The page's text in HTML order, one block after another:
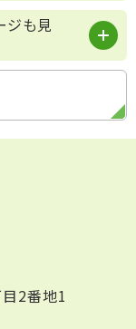
ジも見
2番地1